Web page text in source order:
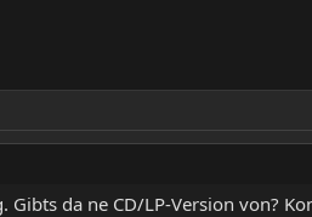
da ne CD/LP-Version von?